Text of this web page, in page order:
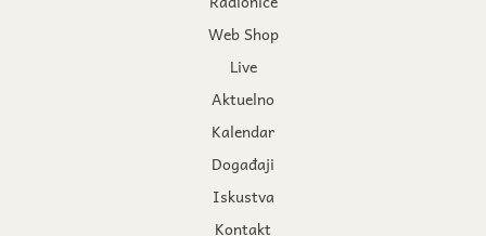
Web Shop
Live
Aktuelno
Kalendar
Događaji
Iskustva
Kontakt